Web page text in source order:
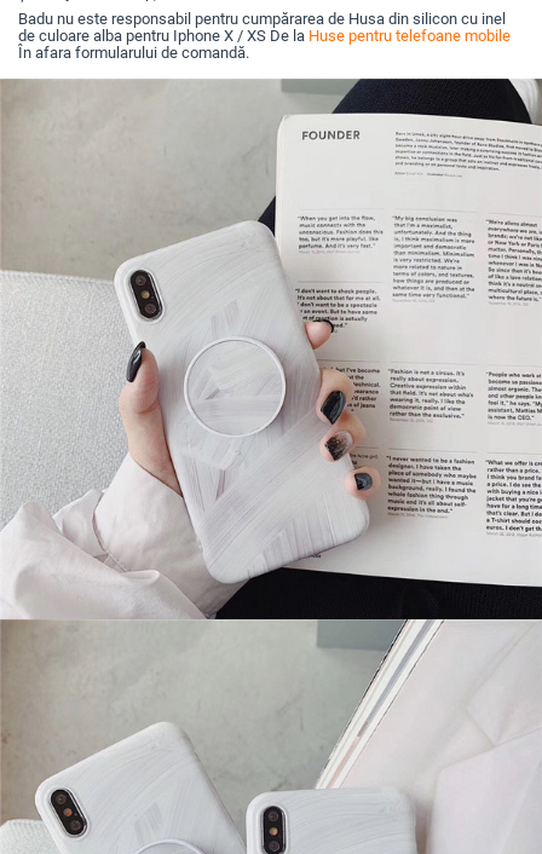
Badu nu este responsabil pentru cumpărarea de Husa din silicon cu inel
de culoare alba pentru Iphone X / XS De la Huse pentru telefoane mobile
În afara formularului de comandă.